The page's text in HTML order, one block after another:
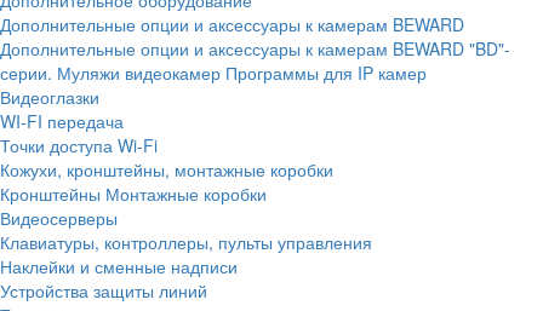
Дополнительные опции и аксессуары к камерам BEWARD
Дополнительные опции и аксессуары к камерам BEWARD "BD"-
серии. Муляжи видеокамер Программы для IP камер
Видеоглазки
WI-FI передача
Точки доступа Wi-Fi
Кожухи, кронштейны, монтажные коробки
Кронштейны Монтажные коробки
Видеосерверы
Клавиатуры, контроллеры, пульты управления
Наклейки и сменные надписи
Устройства защиты линий